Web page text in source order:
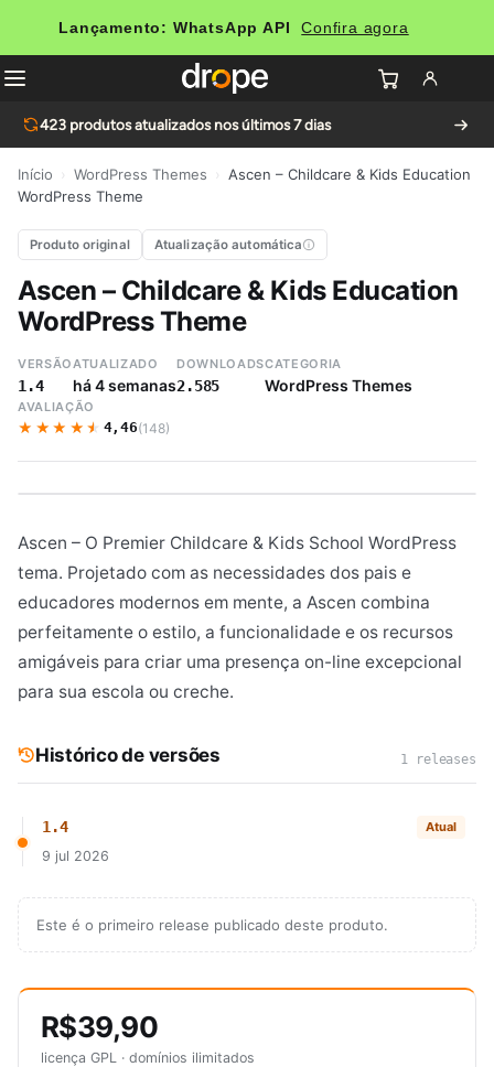
Lançamento: WhatsApp API Confira agora
423 produtos atualizados nos últimos 7 dias
Início WordPress Themes
Ascen – Childcare & Kids Education
WordPress Theme
Produto original Atualização automática
Ascen – Childcare & Kids Education
WordPress Theme
VERSÃO
1.4
ATUALIZADO
há 4 semanas
DOWNLOADS
2.585
CATEGORIA
WordPress Themes
AVALIAÇÃO
★★★★★
★★★★★ 4,46(148)
Ascen – O Premier Childcare & Kids School WordPress
tema. Projetado com as necessidades dos pais e
educadores modernos em mente, a Ascen combina
perfeitamente o estilo, a funcionalidade e os recursos
amigáveis ​​para criar uma presença on-line excepcional
para sua escola ou creche.
Histórico de versões 1 releases
1.4 Atual
9 jul 2026
Este é o primeiro release publicado deste produto.
R$39,90
licença GPL · domínios ilimitados